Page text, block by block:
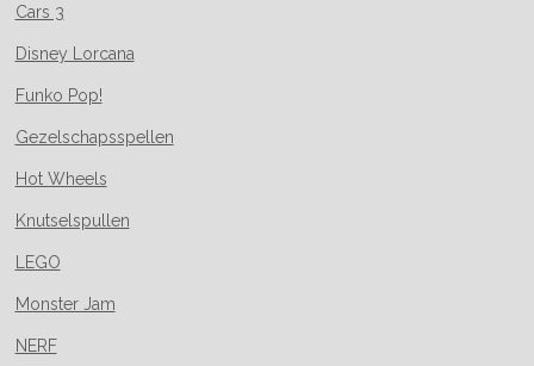
Cars 3
Disney Lorcana
Funko Pop!
Gezelschapsspellen
Hot Wheels
Knutselspullen
LEGO
Monster Jam
NERF